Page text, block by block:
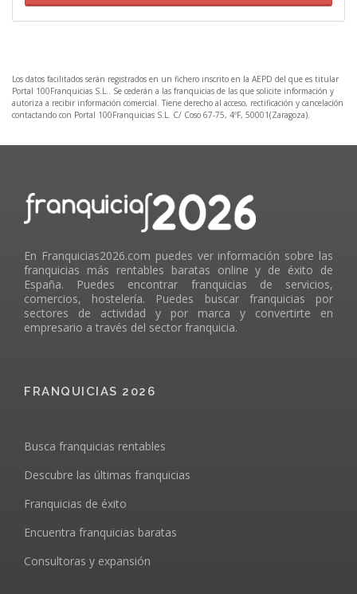
Los datos facilitados serán registrados en un fichero inscrito en la AEPD del que es titular
Portal 100Franquicias S.L.. Se cederán a las franquicias de las que solicite información y
autoriza a recibir información comercial. Tiene derecho al acceso, rectificación y cancelación
contactando con Portal 100Franquicias S.L. C/ Coso 67-75, 4ºF, 50001(Zaragoza).
En Franquicias2026.com puedes ver información sobre las
franquicias más rentables baratas online y de éxito de
España. Puedes encontrar franquicias de servicios,
comercios, hostelería. Puedes buscar franquicias por
sectores de actividad y por marca y convertirte en
empresario a través del sector franquicia.
FRANQUICIAS 2026
Busca franquicias rentables
Descubre las últimas franquicias
Franquicias de éxito
Encuentra franquicias baratas
Consultoras y expansión